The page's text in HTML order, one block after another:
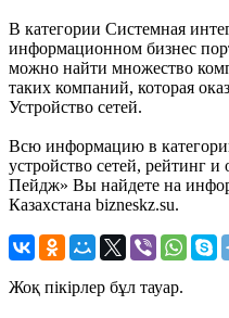
В категории Системная
информационном бизнес
можно найти множество
таких компаний, которая
Устройство сетей.
Всю информацию в
устройство сетей, рейтинг
Пейдж» Вы найдете на
Казахстана bizneskz.su.
Жоқ пікірлер бұл тауар.